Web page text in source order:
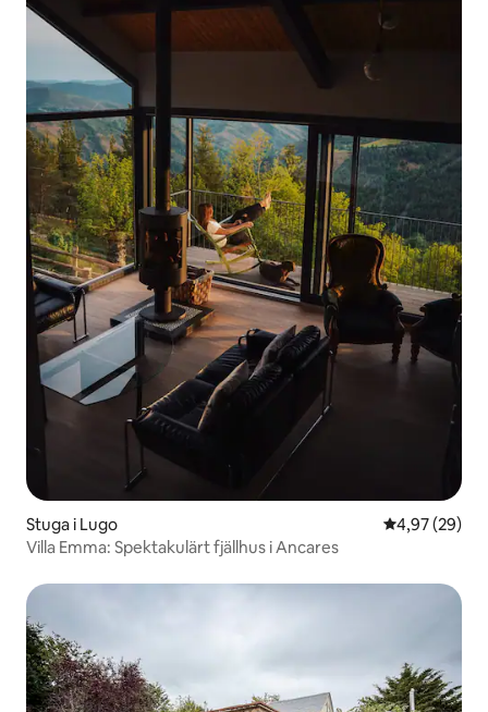
Stuga i Lugo 4,97 av 5 i
4,97 (29)
Villa Emma: Spektakulärt fjällhus i Ancares